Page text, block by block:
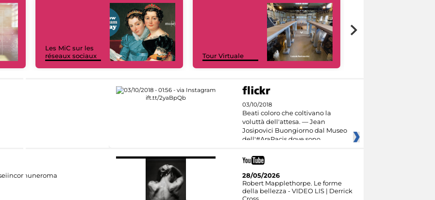
Les MiC sur les
réseaux sociaux
Tour Virtuale
03/10/2018
Beati coloro che coltivano la
voluttà dell'attesa. — Jean
Josipovici Buongiorno dal Museo
dell'#AraPacis dove sono
28/05/2026
Robert Mapplethorpe. Le forme
della bellezza - VIDEO LIS | Derrick